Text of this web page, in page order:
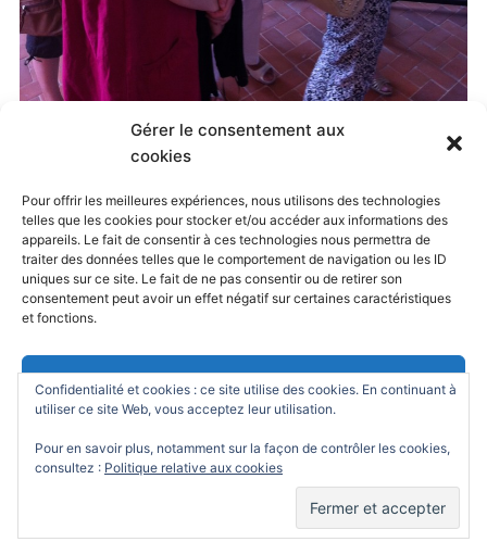
Gérer le consentement aux
cookies
Pour offrir les meilleures expériences, nous utilisons des technologies
telles que les cookies pour stocker et/ou accéder aux informations des
appareils. Le fait de consentir à ces technologies nous permettra de
traiter des données telles que le comportement de navigation ou les ID
uniques sur ce site. Le fait de ne pas consentir ou de retirer son
consentement peut avoir un effet négatif sur certaines caractéristiques
et fonctions.
Accepter
Voir les préférences
11 octobre 2014
Visite Oratoire de Nancy, juillet 2013. Both comments
and trackbacks are currently closed.
← Previous
Powered byWordPress/ Academica WordPress Theme by
Confidentialité et cookies : ce site utilise des cookies. En continuant à
utiliser ce site Web, vous acceptez leur utilisation.
Pour en savoir plus, notamment sur la façon de contrôler les cookies,
consultez : Politique relative aux cookies